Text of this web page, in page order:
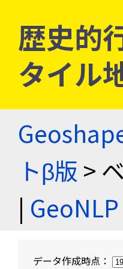
歴史的
タイル
トβ版 >
| GeoNLP
データ作成時点：